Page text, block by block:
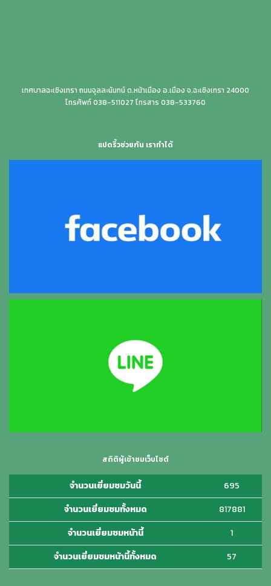
เทศบาลฉะเชิงเทรา ถนนจุลละนันทน์ ต.หน้าเมือง อ.เมือง จ.ฉะเชิงเทรา 24000
โทรศัพท์ 038-511027 โทรสาร 038-533760
แปดริ้วช่วยกัน เราทำได้
สถิติผู้เข้าชมเว็บไซต์
จำนวนเยี่ยมชมวันนี้
695
จำนวนเยี่ยมชมทั้งหมด
817881
จำนวนเยี่ยมชมหน้านี้
1
จำนวนเยี่ยมชมหน้านี้ทั้งหมด
57